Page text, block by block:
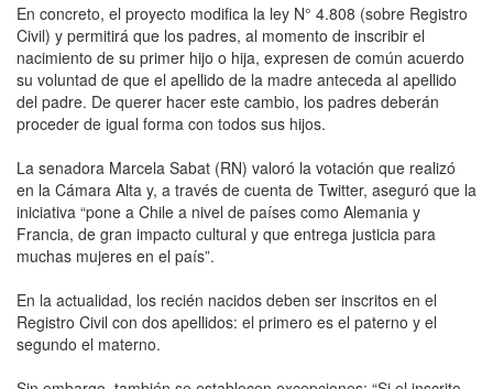
En concreto, el proyecto modifica la ley N° 4.808 (sobre Registro
Civil) y permitirá que los padres, al momento de inscribir el
nacimiento de su primer hijo o hija, expresen de común acuerdo
su voluntad de que el apellido de la madre anteceda al apellido
del padre. De querer hacer este cambio, los padres deberán
proceder de igual forma con todos sus hijos.
La senadora Marcela Sabat (RN) valoró la votación que realizó
en la Cámara Alta y, a través de cuenta de Twitter, aseguró que la
iniciativa “pone a Chile a nivel de países como Alemania y
Francia, de gran impacto cultural y que entrega justicia para
muchas mujeres en el país”.
En la actualidad, los recién nacidos deben ser inscritos en el
Registro Civil con dos apellidos: el primero es el paterno y el
segundo el materno.